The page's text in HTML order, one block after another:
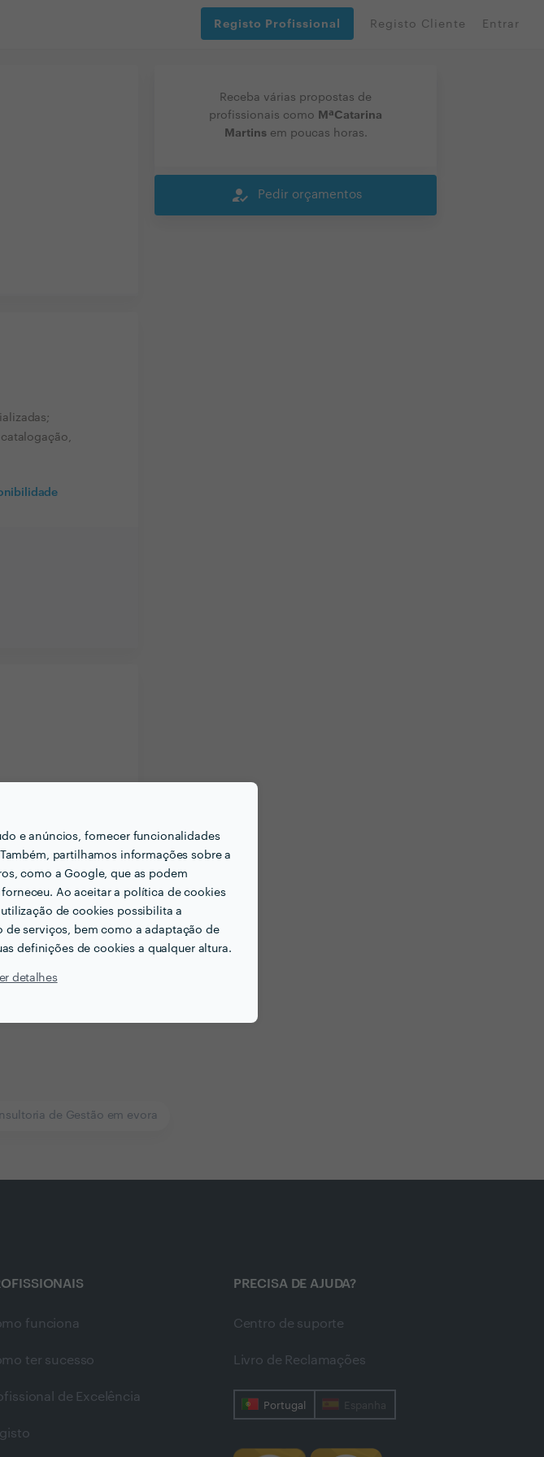
e anúncios, fornecer funcionalidades
partilhamos informações sobre a
como a Google, que as podem
Ao aceitar a política de cookies
de cookies possibilita a
de serviços, bem como a adaptação de
definições de cookies a qualquer altura.
detalhes
Registo Profissional Registo Cliente Entrar
Receba várias propostas de
profissionais como MªCatarina
Martinsem poucas horas.
how_to_reg Pedir orçamentos
de Gestão em evora
funciona
ter sucesso
de Excelência
PRECISA DE AJUDA?
Centro de suporte
Livro de Reclamações
Portugal Espanha